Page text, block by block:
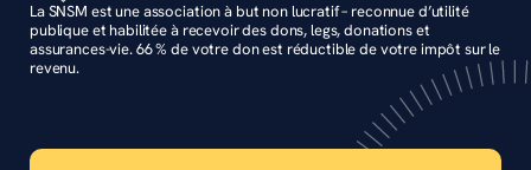
La SNSM est une association à but non lucratif – reconnue d’utilité
publique et habilitée à recevoir des dons, legs, donations et
assurances-vie. 66 % de votre don est réductible de votre impôt sur le
revenu.